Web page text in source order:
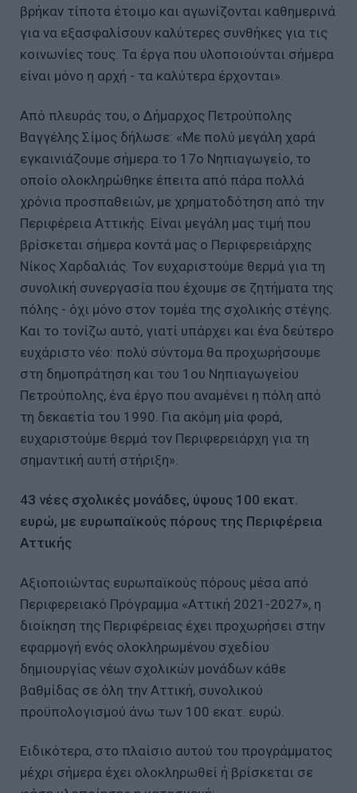
βρήκαν τίποτα έτοιμο και αγωνίζονται καθημερινά
για να εξασφαλίσουν καλύτερες συνθήκες για τις
κοινωνίες τους. Τα έργα που υλοποιούνται σήμερα
είναι μόνο η αρχή - τα καλύτερα έρχονται».
Από πλευράς του, ο Δήμαρχος Πετρούπολης
Βαγγέλης Σίμος δήλωσε: «Με πολύ μεγάλη χαρά
εγκαινιάζουμε σήμερα το 17ο Νηπιαγωγείο, το
οποίο ολοκληρώθηκε έπειτα από πάρα πολλά
χρόνια προσπαθειών, με χρηματοδότηση από την
Περιφέρεια Αττικής. Είναι μεγάλη μας τιμή που
βρίσκεται σήμερα κοντά μας ο Περιφερειάρχης
Νίκος Χαρδαλιάς. Τον ευχαριστούμε θερμά για τη
συνολική συνεργασία που έχουμε σε ζητήματα της
πόλης - όχι μόνο στον τομέα της σχολικής στέγης.
Και το τονίζω αυτό, γιατί υπάρχει και ένα δεύτερο
ευχάριστο νέο: πολύ σύντομα θα προχωρήσουμε
στη δημοπράτηση και του 1ου Νηπιαγωγείου
Πετρούπολης, ένα έργο που αναμένει η πόλη από
τη δεκαετία του 1990. Για ακόμη μία φορά,
ευχαριστούμε θερμά τον Περιφερειάρχη για τη
σημαντική αυτή στήριξη».
43 νέες σχολικές μονάδες, ύψους 100 εκατ.
ευρώ, με ευρωπαϊκούς πόρους της Περιφέρεια
Αττικής
Αξιοποιώντας ευρωπαϊκούς πόρους μέσα από
Περιφερειακό Πρόγραμμα «Αττική 2021-2027», η
διοίκηση της Περιφέρειας έχει προχωρήσει στην
εφαρμογή ενός ολοκληρωμένου σχεδίου
δημιουργίας νέων σχολικών μονάδων κάθε
βαθμίδας σε όλη την Αττική, συνολικού
προϋπολογισμού άνω των 100 εκατ. ευρώ.
Ειδικότερα, στο πλαίσιο αυτού του προγράμματος
μέχρι σήμερα έχει ολοκληρωθεί ή βρίσκεται σε